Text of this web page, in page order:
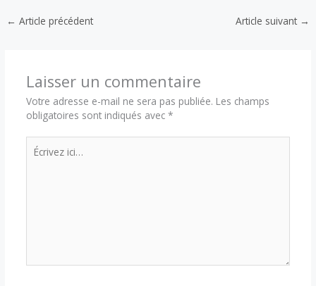
← Article précédent Article suivant →
Laisser un commentaire
Votre adresse e-mail ne sera pas publiée. Les champs
obligatoires sont indiqués avec *
Écrivez
ici…